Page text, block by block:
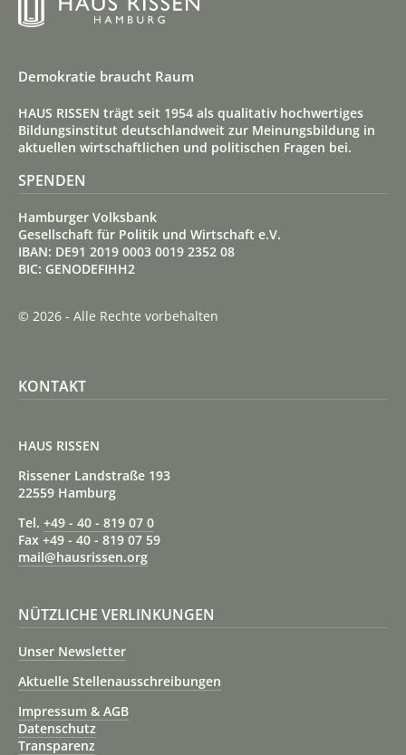
Demokratie braucht Raum
HAUS RISSEN trägt seit 1954 als qualitativ hoch­wertiges
Bildungs­institut deutsch­land­weit zur Meinungs­bildung in
aktuellen wirt­schaft­lichen und politischen Fragen bei.
SPENDEN
Hamburger Volksbank
Gesellschaft für Politik und Wirtschaft e.V.
IBAN: DE91 2019 0003 0019 2352 08
BIC: GENODEFIHH2
© 2026 - Alle Rechte vorbehalten
KONTAKT
HAUS RISSEN
Rissener Landstraße 193
22559 Hamburg
Tel. +49 - 40 - 819 07 0
Fax +49 - 40 - 819 07 59
mail@hausrissen.org
NÜTZLICHE VERLINKUNGEN
Unser Newsletter
Aktuelle Stellenausschreibungen
Impressum & AGB
Datenschutz
Transparenz